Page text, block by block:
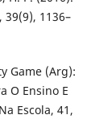
39(9), 1136–
Game (Arg):
O Ensino E
Escola, 41,